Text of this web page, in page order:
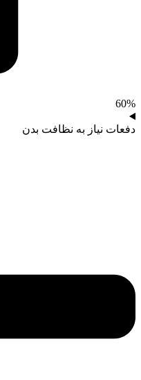
60%
دفعات نیاز به نظافت بدن